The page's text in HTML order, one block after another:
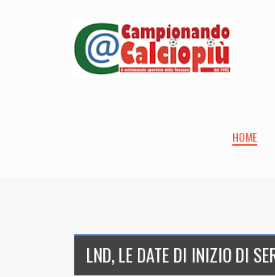
HOME
LND, LE DATE DI INIZIO DI